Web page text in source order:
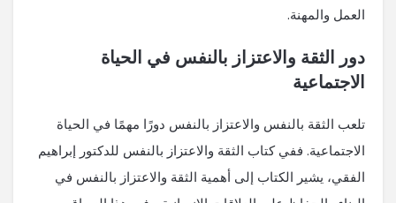
العمل والمهنة.
دور الثقة والاعتزاز بالنفس في الحياة
الاجتماعية
تلعب الثقة بالنفس والاعتزاز بالنفس دورًا مهمًا في الحياة
الاجتماعية. ففي كتاب الثقة والاعتزاز بالنفس للدكتور إبراهيم
الفقي، يشير الكتاب إلى أهمية الثقة والاعتزاز بالنفس في